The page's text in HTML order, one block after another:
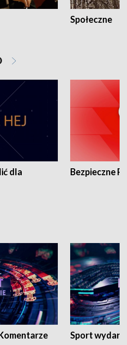
Społeczne
dla
Bezpieczne
Sport